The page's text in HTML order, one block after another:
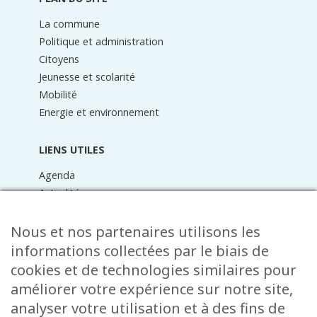
La commune
Politique et administration
Citoyens
Jeunesse et scolarité
Mobilité
Energie et environnement
LIENS UTILES
Agenda
Actualités
Raider online
Formulaires
Faq
Contact
Nous et nos partenaires utilisons les
informations collectées par le biais de
cookies et de technologies similaires pour
améliorer votre expérience sur notre site,
analyser votre utilisation et à des fins de